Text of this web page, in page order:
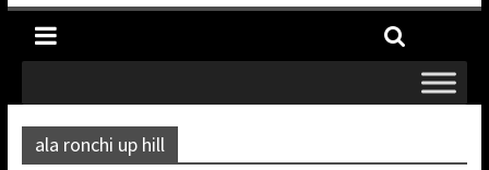
ala ronchi up hill